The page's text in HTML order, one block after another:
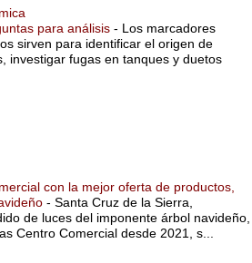
para análisis - Los marcadores
sirven para identificar el origen de
investigar fugas en tanques y duetos
con la mejor oferta de productos,
- Santa Cruz de la Sierra,
de luces del imponente árbol navideño,
Centro Comercial desde 2021, s...